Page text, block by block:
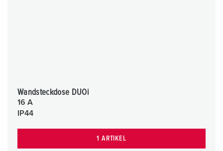
Wandsteckdose DUOi
16 A
IP44
1 ARTIKEL